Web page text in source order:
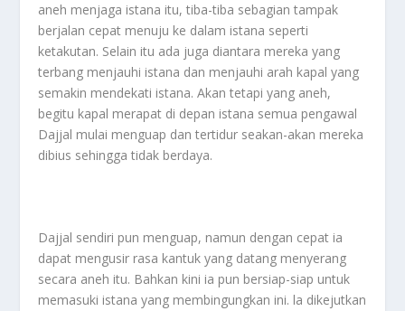
aneh menjaga istana itu, tiba-tiba sebagian tampak
berjalan cepat menuju ke dalam istana seperti
ketakutan. Selain itu ada juga diantara mereka yang
terbang menjauhi istana dan menjauhi arah kapal yang
semakin mendekati istana. Akan tetapi yang aneh,
begitu kapal merapat di depan istana semua pengawal
Dajjal mulai menguap dan tertidur seakan-akan mereka
dibius sehingga tidak berdaya.
Dajjal sendiri pun menguap, namun dengan cepat ia
dapat mengusir rasa kantuk yang datang menyerang
secara aneh itu. Bahkan kini ia pun bersiap-siap untuk
memasuki istana yang membingungkan ini. la dikejutkan